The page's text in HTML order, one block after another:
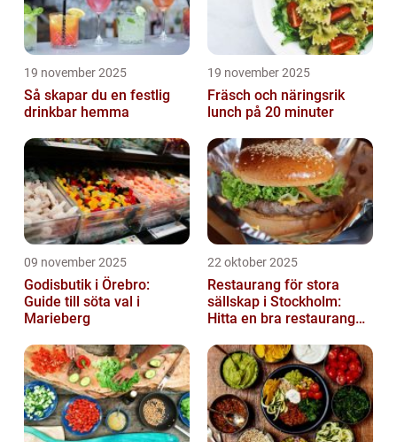
19 november 2025
Så skapar du en festlig
drinkbar hemma
19 november 2025
Fräsch och näringsrik
lunch på 20 minuter
09 november 2025
Godisbutik i Örebro:
Guide till söta val i
Marieberg
22 oktober 2025
Restaurang för stora
sällskap i Stockholm:
Hitta en bra restaurang